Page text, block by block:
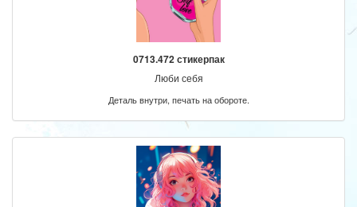
0713.472 стикерпак
Люби себя
Деталь внутри, печать на обороте.